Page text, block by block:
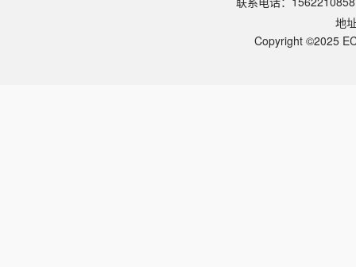
地
Copyright ©2025